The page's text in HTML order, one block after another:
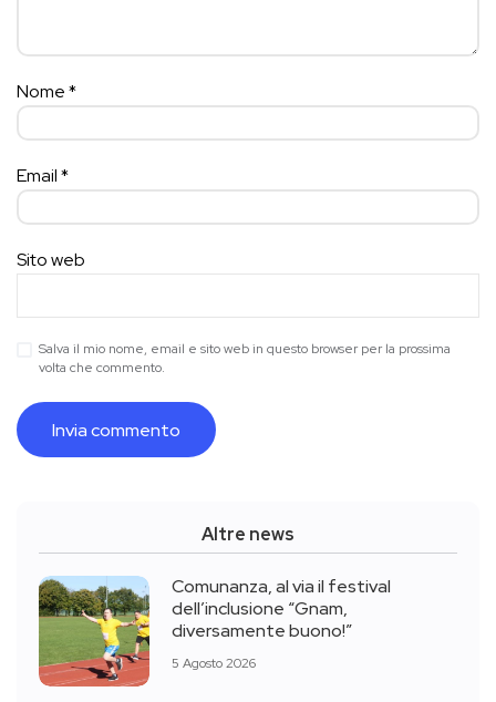
Nome*
Email*
Sito web
Salva il mio nome, email e sito web in questo browser per la prossima
volta che commento.
Altre news
Comunanza, al via il festival
dell’inclusione “Gnam,
diversamente buono!”
5 Agosto 2026